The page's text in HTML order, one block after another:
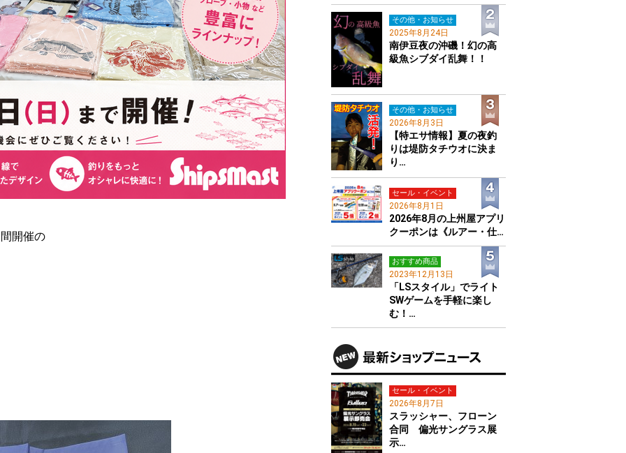
開催の
その他・お知らせ
2025年8月24日
南伊豆夜の沖磯！幻の高
級魚シブダイ乱舞！！
その他・お知らせ
2026年8月3日
【特エサ情報】夏の夜釣
りは堤防タチウオに決ま
り…
セール・イベント
2026年8月1日
2026年8月の上州屋アプリ
クーポンは《ルアー・仕…
おすすめ商品
2023年12月13日
「LSスタイル」でライト
SWゲームを手軽に楽し
む！…
セール・イベント
2026年8月7日
スラッシャー、フローン
合同 偏光サングラス展
示…